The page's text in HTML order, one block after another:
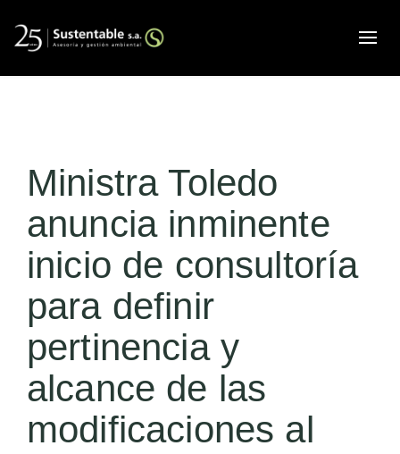
Ministra Toledo
anuncia inminente
inicio de consultoría
para definir
pertinencia y
alcance de las
modificaciones al